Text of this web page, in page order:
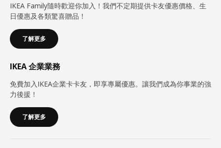
IKEA Family隨時歡迎你加入！我們不定期提供卡友優惠價格、生
日優惠及各類驚喜贈品！
了解更多
IKEA 企業業務
免費加入IKEA企業卡卡友，即享專屬優惠。讓我們成為你事業的強
力後援！
了解更多